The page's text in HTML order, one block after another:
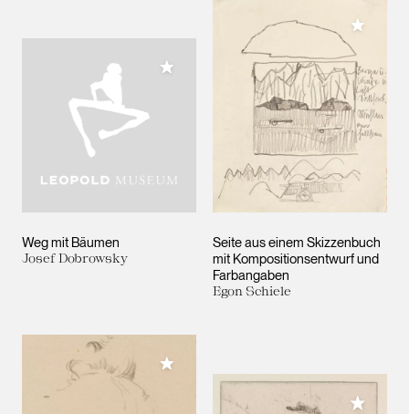
Weg mit Bäumen
Josef Dobrowsky
Meiner Sammlung hinzufügen
Seite aus einem Skizzenbuch
mit Kompositionsentwurf und
Farbangaben
Egon Schiele
Meiner
Meiner Sammlung hinzufügen
Meiner